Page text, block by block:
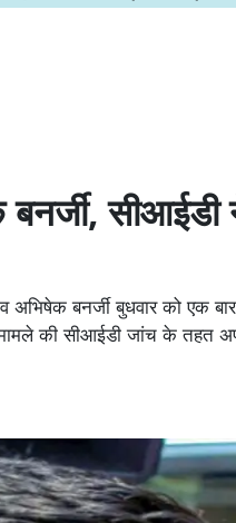
सीआईडी
बनर्जी बुधवार को एक
की सीआईडी जांच के तहत